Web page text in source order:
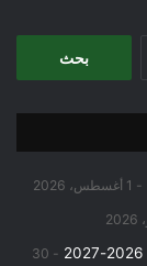
1 أغسطس، 2026
30